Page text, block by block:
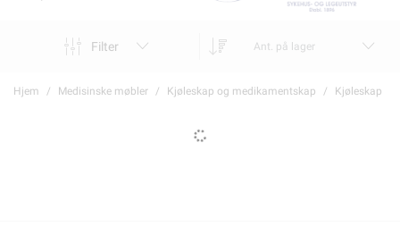
Filter Ant. på lager
Hjem Medisinske møbler Kjøleskap og medikamentskap Kjøleskap